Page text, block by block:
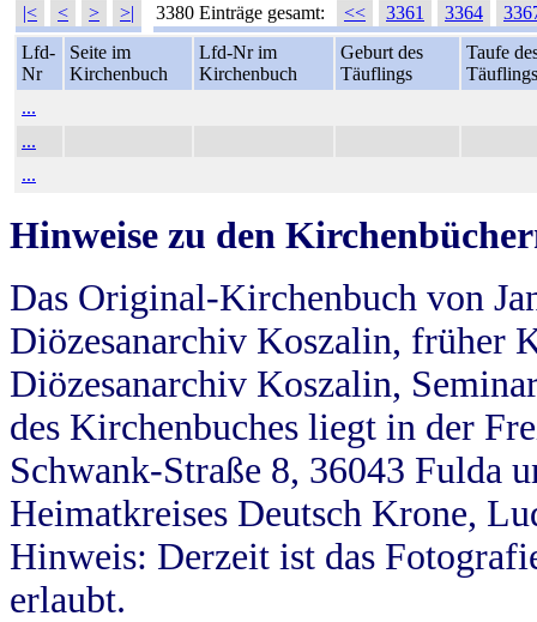
|< < > >| 3380 Einträge gesamt: << 3361 3364
Lfd-
Nr
Seite im
Kirchenbuch
Lfd-Nr im
Kirchenbuch
Geburt des
Täuflings
Taufe
Täuflings
...
...
...
Hinweise zu den
Das Original-Kirchenbuch von
Diözesanarchiv Koszalin, früher
Diözesanarchiv Koszalin,
des Kirchenbuches liegt in der
Schwank-Straße 8, 36043 Fulda
Heimatkreises Deutsch Krone,
Hinweis: Derzeit ist das
erlaubt.